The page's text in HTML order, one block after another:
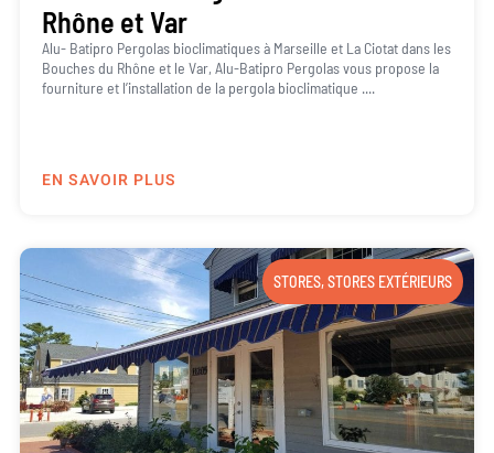
Rhône et Var
Alu- Batipro Pergolas bioclimatiques à Marseille et La Ciotat dans les
Bouches du Rhône et le Var, Alu-Batipro Pergolas vous propose la
fourniture et l’installation de la pergola bioclimatique ....
EN SAVOIR PLUS
STORES,STORES EXTÉRIEURS